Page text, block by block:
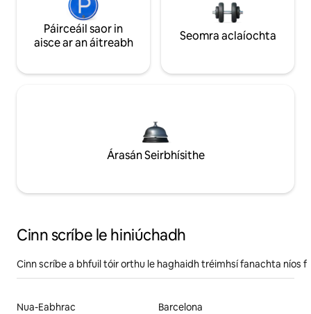
Páirceáil saor in
aisce ar an áitreabh
Seomra aclaíochta
Árasán Seirbhísithe
Cinn scríbe le hiniúchadh
Cinn scríbe a bhfuil tóir orthu le haghaidh tréimhsí fanachta níos
Nua-Eabhrac
Barcelona